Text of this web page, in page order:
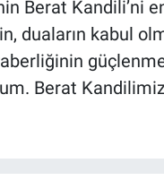
Berat Kandili’ni
duaların kabul
Berat